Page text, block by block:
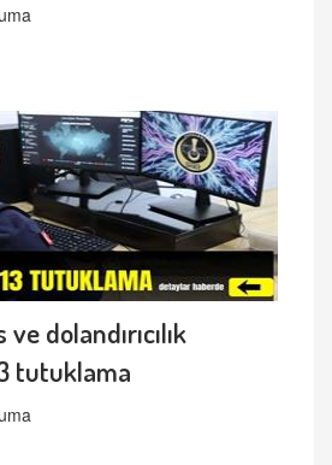
ve dolandırıcılık
tutuklama